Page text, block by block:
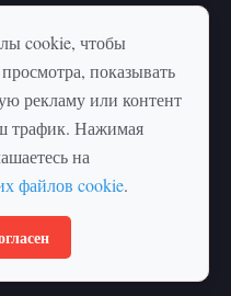
cookie, чтобы
показывать
рекламу или контент
трафик. Нажимая
на
файлов cookie.